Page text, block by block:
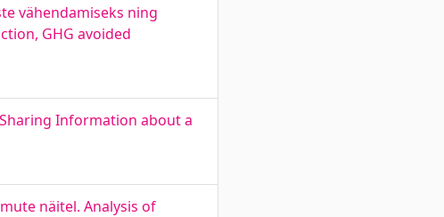
vähendamiseks ning
GHG avoided
Information about a
näitel. Analysis of